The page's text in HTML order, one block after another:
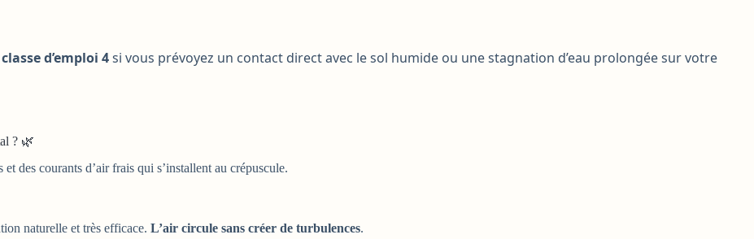
d’emploi 4si vous prévoyez un contact direct avec le sol humide ou une stagnation d’eau prolongée sur votre
? 🌿
et des courants d’air frais qui s’installent au crépuscule.
naturelle et très efficace. L’air circule sans créer de turbulences.